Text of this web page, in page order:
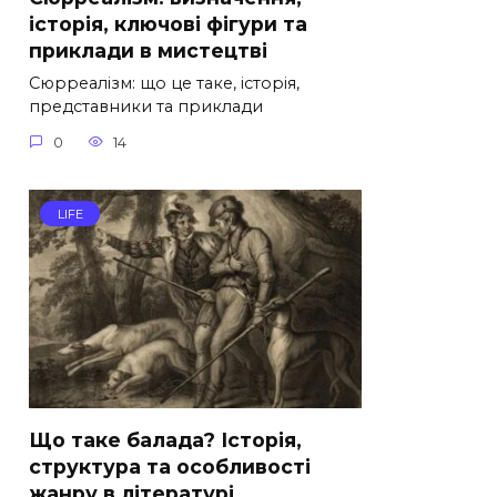
історія, ключові фігури та
приклади в мистецтві
Сюрреалізм: що це таке, історія,
представники та приклади
0 14
LIFE
Що таке балада? Історія,
структура та особливості